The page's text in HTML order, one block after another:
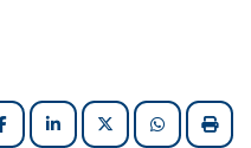
FacebookLinkedInX (formerly